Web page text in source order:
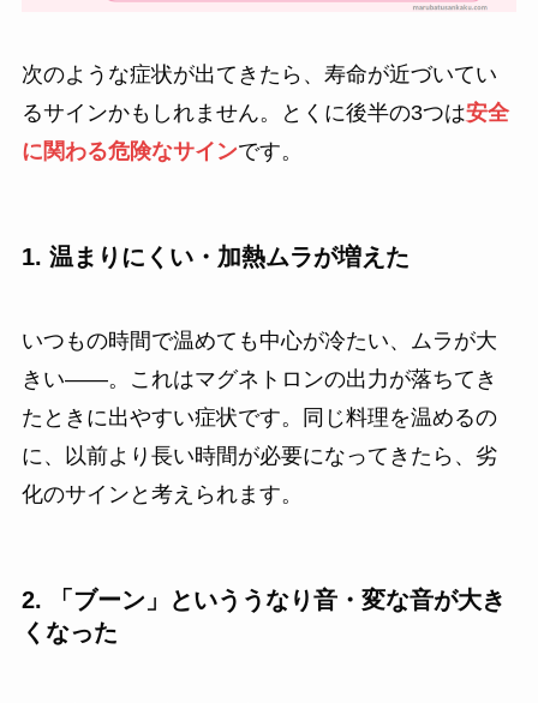
次のような症状が出てきたら、寿命が近づいてい
るサインかもしれません。とくに後半の3つは安全
に関わる危険なサインです。
1. 温まりにくい・加熱ムラが増えた
いつもの時間で温めても中心が冷たい、ムラが大
きい――。これはマグネトロンの出力が落ちてき
たときに出やすい症状です。同じ料理を温めるの
に、以前より長い時間が必要になってきたら、劣
化のサインと考えられます。
2. 「ブーン」といううなり音・変な音が大き
くなった